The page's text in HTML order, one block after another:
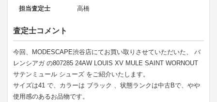
担当査定士 高橋
査定士コメント
今回、MODESCAPE渋谷店にてお買い取りさせていただいた、 バ
レンシアガ の807285 24AW LOUIS XV MULE SAINT WORNOUT
サテンミュール シューズ をご紹介いたします。
サイズは41 で、カラーは ブラック 、状態ランクは中古Bで、やや
使用感のあるお品物です。